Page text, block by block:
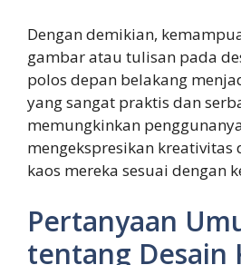
Dengan demikian,
gambar atau tulisan pada
polos depan belakang
yang sangat praktis dan
memungkinkan
mengekspresikan kreativitas
kaos mereka sesuai dengan
Pertanyaan
tentang Desain